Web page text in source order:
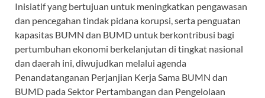
Inisiatif yang bertujuan untuk meningkatkan pengawasan
dan pencegahan tindak pidana korupsi, serta penguatan
kapasitas BUMN dan BUMD untuk berkontribusi bagi
pertumbuhan ekonomi berkelanjutan di tingkat nasional
dan daerah ini, diwujudkan melalui agenda
Penandatanganan Perjanjian Kerja Sama BUMN dan
BUMD pada Sektor Pertambangan dan Pengelolaan